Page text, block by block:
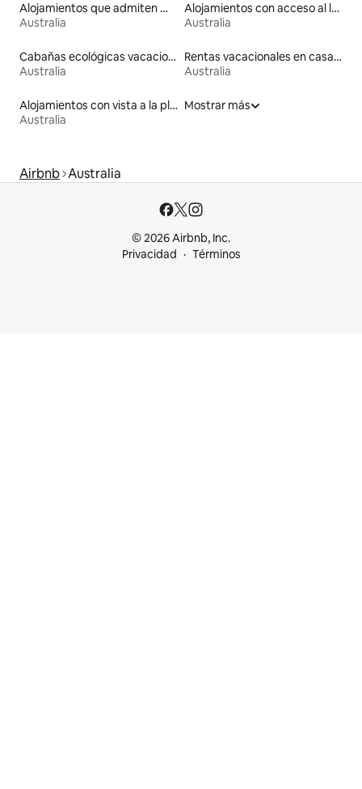
Alojamientos que admiten mascotas
Australia
Alojamientos con acceso al lago
Australia
Cabañas ecológicas vacacionales
Australia
Rentas vacacionales en casas en árbol
Australia
Alojamientos con vista a la playa
Australia
Mostrar más
Airbnb Australia
© 2026 Airbnb, Inc.
Privacidad
Términos